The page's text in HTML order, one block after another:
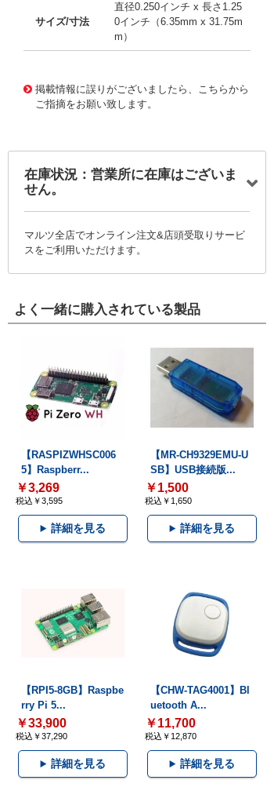
サイズ/寸法
直径0.250インチ x 長さ1.25
0インチ（6.35mm x 31.75m
m）
掲載情報に誤りがございましたら、こちらから
ご指摘をお願い致します。
在庫状況：営業所に在庫はございま
せん。
マルツ全店でオンライン注文&店頭受取りサービ
スをご利用いただけます。
よく一緒に購入されている製品
【RASPIZWHSC006
5】Raspberr...
￥3,269
税込￥3,595
詳細を見る
【MR-CH9329EMU-U
SB】USB接続版...
￥1,500
税込￥1,650
詳細を見る
【RPI5-8GB】Raspbe
rry Pi 5...
￥33,900
税込￥37,290
詳細を見る
【CHW-TAG4001】Bl
uetooth A...
￥11,700
税込￥12,870
詳細を見る